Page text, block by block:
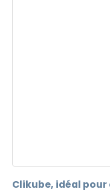
Clikube, idéal